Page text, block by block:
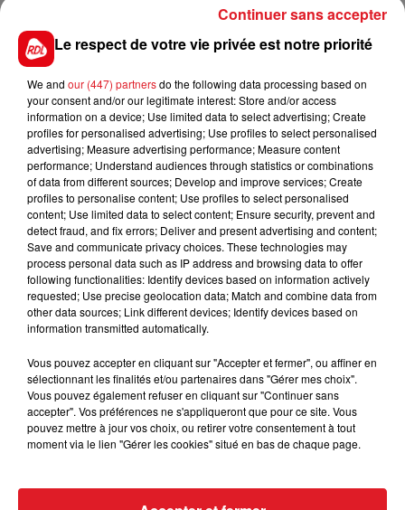
FIL D'ACTUS
15 juillet 2026
BÉTHUNE: ENQUÊTE POUR HOMICIDE
VOLONTAIRE EN COURS, APRÈS LA...
Selon les premiers éléments, le logement servait
à des prostituées
LA BASE DE LOISIRS
Le respect de votre vie privée est notre priorité
We and our (447) partnersdo the following data processing based on
your consent and/or our legitimate interest: Store and/or access
information on a device; Use limited data to select advertising; Create
profiles for personalised advertising; Use profiles to select personalised
advertising; Measure advertising performance; Measure content
performance; Understand audiences through statistics or combinations
of data from different sources; Develop and improve services; Create
profiles to personalise content; Use profiles to select personalised
content; Use limited data to select content; Ensure security, prevent and
detect fraud, and fix errors; Deliver and present advertising and content;
Save and communicate privacy choices. These technologies may
process personal data such as IP address and browsing data to offer
following functionalities: Identify devices based on information actively
requested; Use precise geolocation data; Match and combine data from
other data sources; Link different devices; Identify devices based on
information transmitted automatically.
Vous pouvez accepter en cliquant sur "Accepter et fermer", ou affiner en
sélectionnant les finalités et/ou partenaires dans "Gérer mes choix".
Vous pouvez également refuser en cliquant sur "Continuer sans
accepter". Vos préférences ne s'appliqueront que pour ce site. Vous
pouvez mettre à jour vos choix, ou retirer votre consentement à tout
moment via le lien "Gérer les cookies" situé en bas de chaque page.
Continuer sans accepter